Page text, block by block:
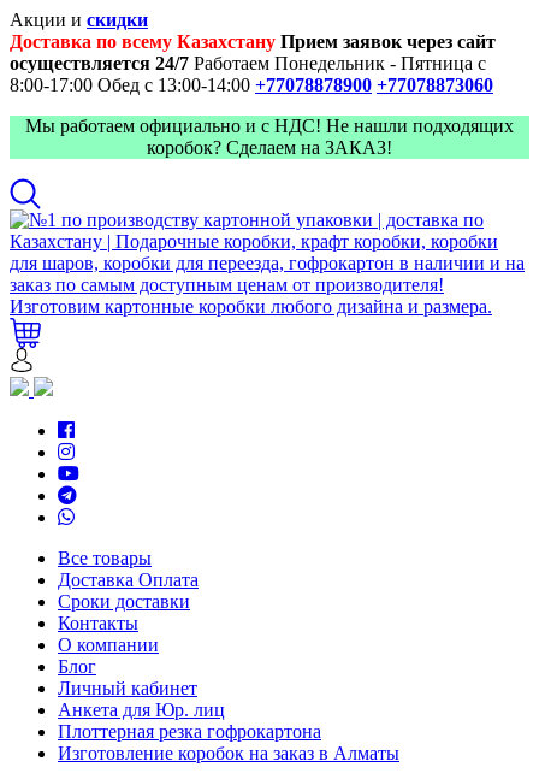
Акции и скидки
Доставка по всему Казахстану Прием заявок через сайт
осуществляется 24/7 Работаем Понедельник - Пятница с
8:00-17:00 Обед с 13:00-14:00 +77078878900 +77078873060
Мы работаем официально и с НДС! Не нашли подходящих
коробок? Сделаем на ЗАКАЗ!
Все товары
Доставка Оплата
Сроки доставки
Контакты
О компании
Блог
Личный кабинет
Анкета для Юр. лиц
Плоттерная резка гофрокартона
Изготовление коробок на заказ в Алматы